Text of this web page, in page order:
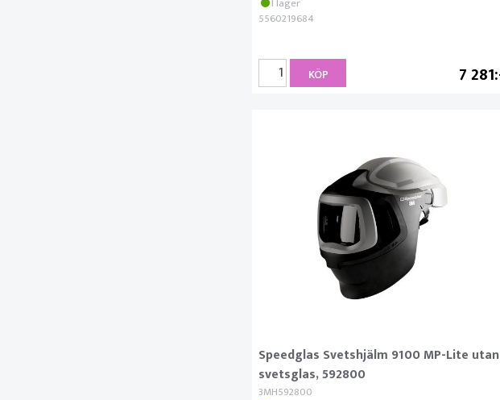
5560219684
7 281
KÖP
Speedglas Svetshjälm 9100 MP-Lite utan
svetsglas, 592800
3MH592800